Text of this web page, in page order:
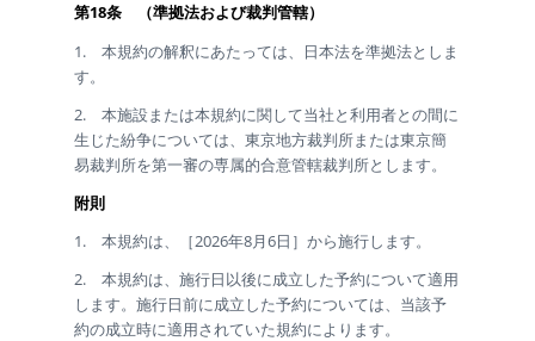
第18条 （準拠法および裁判管轄）
1. 本規約の解釈にあたっては、日本法を準拠法としま
す。
2. 本施設または本規約に関して当社と利用者との間に
生じた紛争については、東京地方裁判所または東京簡
易裁判所を第一審の専属的合意管轄裁判所とします。
附則
1. 本規約は、［2026年8月6日］から施行します。
2. 本規約は、施行日以後に成立した予約について適用
します。施行日前に成立した予約については、当該予
約の成立時に適用されていた規約によります。